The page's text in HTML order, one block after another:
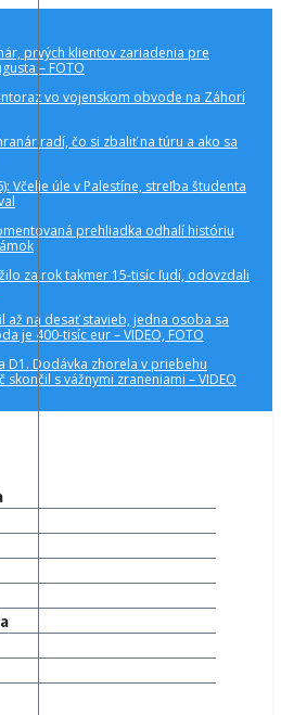
prvých klientov zariadenia pre
– FOTO
vo vojenskom obvode na Záhorí
radí, čo si zbaliť na túru a ako sa
Včelie úle v Palestíne, streľba študenta
prehliadka odhalí históriu
za rok takmer 15-tisíc ľudí, odovzdali
až na desať stavieb, jedna osoba sa
je 400-tisíc eur – VIDEO, FOTO
D1. Dodávka zhorela v priebehu
s vážnymi zraneniami – VIDEO